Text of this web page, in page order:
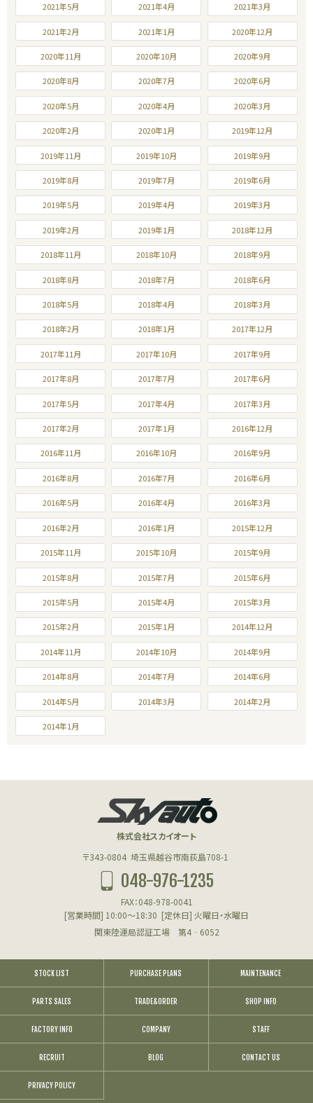
2021年5月 2021年4月 2021年3月
2021年2月 2021年1月 2020年12月
2020年11月 2020年10月 2020年9月
2020年8月 2020年7月 2020年6月
2020年5月 2020年4月 2020年3月
2020年2月 2020年1月 2019年12月
2019年11月 2019年10月 2019年9月
2019年8月 2019年7月 2019年6月
2019年5月 2019年4月 2019年3月
2019年2月 2019年1月 2018年12月
2018年11月 2018年10月 2018年9月
2018年8月 2018年7月 2018年6月
2018年5月 2018年4月 2018年3月
2018年2月 2018年1月 2017年12月
2017年11月 2017年10月 2017年9月
2017年8月 2017年7月 2017年6月
2017年5月 2017年4月 2017年3月
2017年2月 2017年1月 2016年12月
2016年11月 2016年10月 2016年9月
2016年8月 2016年7月 2016年6月
2016年5月 2016年4月 2016年3月
2016年2月 2016年1月 2015年12月
2015年11月 2015年10月 2015年9月
2015年8月 2015年7月 2015年6月
2015年5月 2015年4月 2015年3月
2015年2月 2015年1月 2014年12月
2014年11月 2014年10月 2014年9月
2014年8月 2014年7月 2014年6月
2014年5月 2014年3月 2014年2月
2014年1月
株式会社スカイオート
〒343-0804 埼玉県越谷市南荻島708-1
048-976-1235
FAX：048-978-0041
[営業時間] 10:00～18:30 [定休日] 火曜日・水曜日
関東陸運局認証工場 第4‐6052
STOCK LIST PURCHASE PLANS MAINTENANCE
PARTS SALES TRADE&ORDER SHOP INFO
FACTORY INFO COMPANY STAFF
RECRUIT BLOG CONTACT US
PRIVACY POLICY